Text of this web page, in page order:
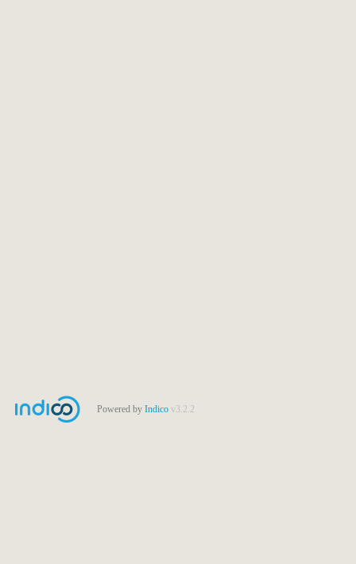
Powered by Indico v3.2.2